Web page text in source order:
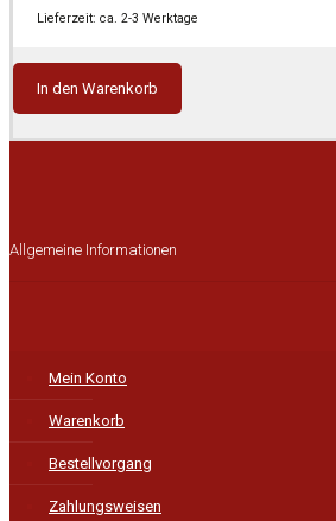
2.539,00 €
Lieferzeit: ca. 2-3 Werktage
In den Warenkorb
Allgemeine Informationen
Mein Konto
Warenkorb
Bestellvorgang
Zahlungsweisen